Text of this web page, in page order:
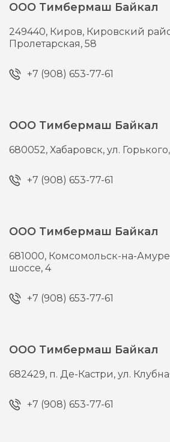
ООО Тимбермаш Байкал
249440, Киров, Кировский
Пролетарская, 58
+7 (908) 653-77-61
ООО Тимбермаш Байкал
680052,Хабаровск,ул.
+7 (908) 653-77-61
ООО Тимбермаш Байкал
681000, Комсомольск-на-
шоссе, 4
+7 (908) 653-77-61
ООО Тимбермаш Байкал
682429, п. Де-Кастри,ул.
+7 (908) 653-77-61